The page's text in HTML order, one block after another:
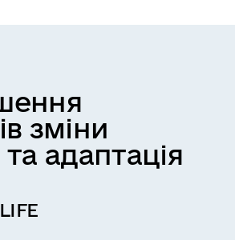
зміни
адаптація
LIFE